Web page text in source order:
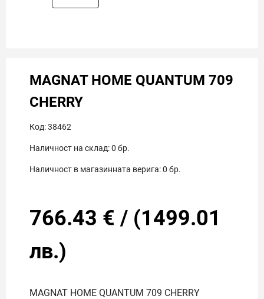
MAGNAT HOME QUANTUM 709
CHERRY
Код:38462
Наличност на склад:0 бр.
Наличност в магазинната верига:0 бр.
766.43 € / (1499.01
лв.)
MAGNAT HOME QUANTUM 709 CHERRY